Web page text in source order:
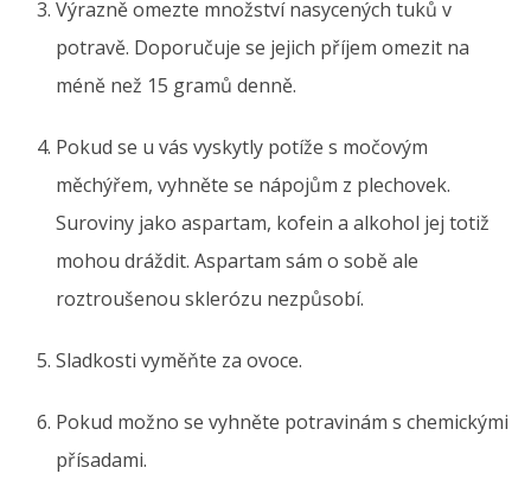
Výrazně omezte množství nasycených tuků v
potravě. Doporučuje se jejich příjem omezit na
méně než 15 gramů denně.
Pokud se u vás vyskytly potíže s močovým
měchýřem, vyhněte se nápojům z plechovek.
Suroviny jako aspartam, kofein a alkohol jej totiž
mohou dráždit. Aspartam sám o sobě ale
roztroušenou sklerózu nezpůsobí.
Sladkosti vyměňte za ovoce.
Pokud možno se vyhněte potravinám s chemickými
přísadami.